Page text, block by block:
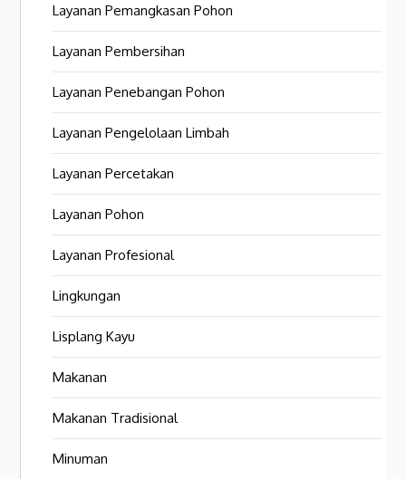
Layanan Pemangkasan Pohon
Layanan Pembersihan
Layanan Penebangan Pohon
Layanan Pengelolaan Limbah
Layanan Percetakan
Layanan Pohon
Layanan Profesional
Lingkungan
Lisplang Kayu
Makanan
Makanan Tradisional
Minuman